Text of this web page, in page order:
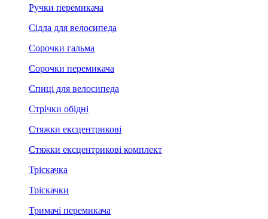
Ручки перемикача
Сідла для велосипеда
Сорочки гальма
Сорочки перемикача
Спиці для велосипеда
Стрічки обідні
Стяжки ексцентрикові
Стяжки ексцентрикові комплект
Тріскачка
Тріскачки
Тримачі перемикача